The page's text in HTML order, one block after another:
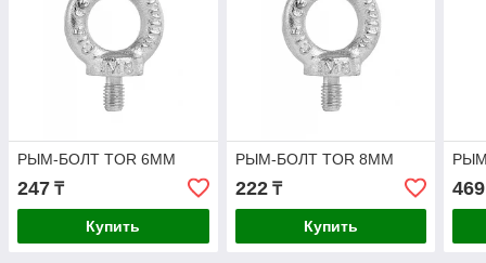
РЫМ-БОЛТ TOR 6ММ
247 ₸
Купить
РЫМ-БОЛТ TOR 8ММ
222₸
Купить
469